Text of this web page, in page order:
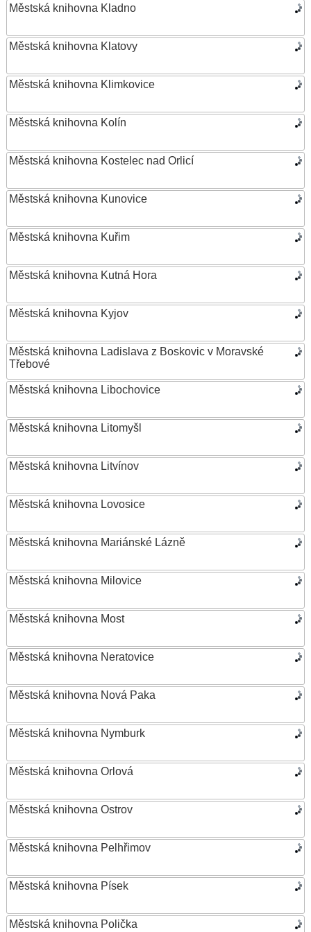
Městská knihovna Kladno
Městská knihovna Klatovy
Městská knihovna Klimkovice
Městská knihovna Kolín
Městská knihovna Kostelec nad Orlicí
Městská knihovna Kunovice
Městská knihovna Kuřim
Městská knihovna Kutná Hora
Městská knihovna Kyjov
Městská knihovna Ladislava z Boskovic v Moravské
Třebové
Městská knihovna Libochovice
Městská knihovna Litomyšl
Městská knihovna Litvínov
Městská knihovna Lovosice
Městská knihovna Mariánské Lázně
Městská knihovna Milovice
Městská knihovna Most
Městská knihovna Neratovice
Městská knihovna Nová Paka
Městská knihovna Nymburk
Městská knihovna Orlová
Městská knihovna Ostrov
Městská knihovna Pelhřimov
Městská knihovna Písek
Městská knihovna Polička